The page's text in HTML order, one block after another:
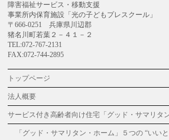
障害福祉サービス・移動支援
事業所内保育施設「光の子どもプレスクール」
〒666-0251 兵庫県川辺郡
猪名川町若葉２－４１－２
TEL:072-767-2131
FAX:072-744-2895
トップページ
法人概要
サービス付き高齢者向け住宅「グッド・サマリタ
「グッド・サマリタン・ホーム」５つの “いい